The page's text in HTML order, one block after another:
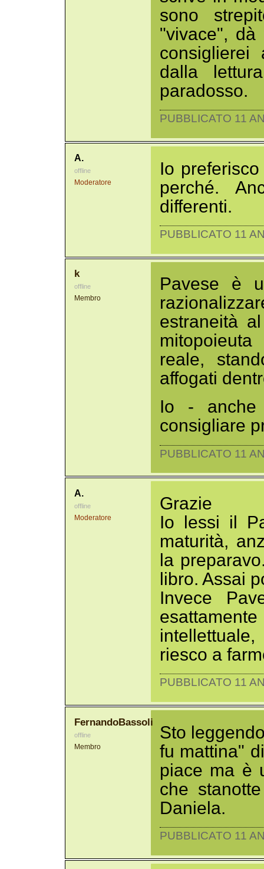
sono
"vivace", dà
dalla
paradosso.
PUBBLICATO 11
A.
offline
Moderatore
Io
perché.
differenti.
PUBBLICATO 11
k
offline
Membro
Pavese è
estraneità
reale,
affogati
Io - anche
consigliare
PUBBLICATO 11
A.
offline
Moderatore
Grazie
Io lessi il
maturità,
la
libro. Assai
Invece
riesco a
PUBBLICATO 11
FernandoBassoli
offline
Membro
Sto
fu mattina"
piace ma è
che
Daniela.
PUBBLICATO 11